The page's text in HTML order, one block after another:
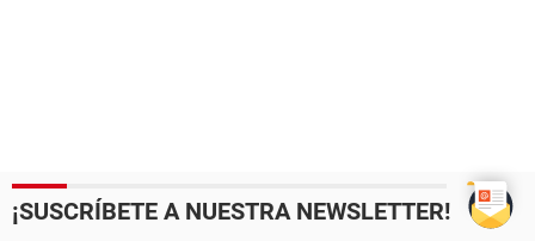
¡SUSCRÍBETE A NUESTRA NEWSLETTER!